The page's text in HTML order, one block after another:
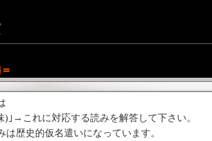
)｣→これに対応する読みを解答して下さい。
は歴史的仮名遣いになっています。